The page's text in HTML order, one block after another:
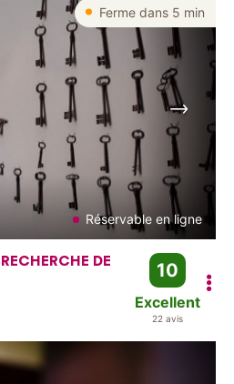
Ferme dans 5 min
Réservable en ligne
Suivant
DE
10
Excellent
22 avis